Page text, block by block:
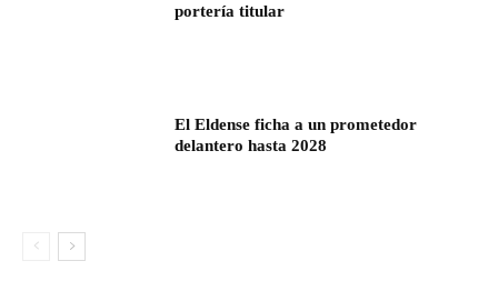
portería titular
El Eldense ficha a un prometedor
delantero hasta 2028